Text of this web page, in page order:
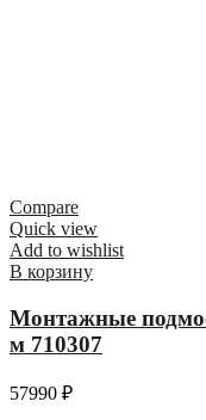
Compare
Quick view
Add to wishlist
В корзину
Монтажные
м 710307
57990 ₽